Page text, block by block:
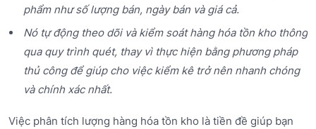
phẩm như số lượng bán, ngày bán và giá cả.
Nó tự động theo dõi và kiểm soát hàng hóa tồn kho thông
qua quy trình quét, thay vì thực hiện bằng phương pháp
thủ công để giúp cho việc kiểm kê trở nên nhanh chóng
và chính xác nhất.
Việc phân tích lượng hàng hóa tồn kho là tiền đề giúp bạn